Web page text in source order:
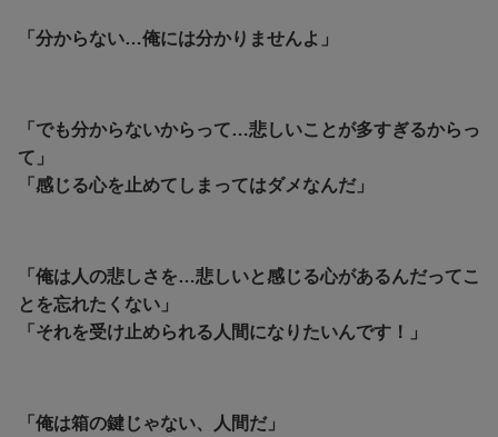
「分からない…俺には分かりませんよ」
「でも分からないからって…悲しいことが多すぎるからっ
て」
「感じる心を止めてしまってはダメなんだ」
「俺は人の悲しさを…悲しいと感じる心があるんだってこ
とを忘れたくない」
「それを受け止められる人間になりたいんです！」
「俺は箱の鍵じゃない、人間だ」